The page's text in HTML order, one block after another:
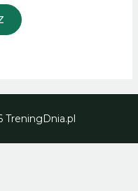
TreningDnia.pl